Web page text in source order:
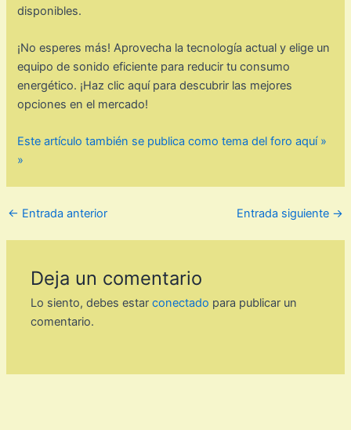
disponibles.
¡No esperes más! Aprovecha la tecnología actual y elige un
equipo de sonido eficiente para reducir tu consumo
energético. ¡Haz clic aquí para descubrir las mejores
opciones en el mercado!
Este artículo también se publica como tema del foro aquí »
»
← Entrada anterior Entrada siguiente →
Deja un comentario
Lo siento, debes estarconectado para publicar un
comentario.